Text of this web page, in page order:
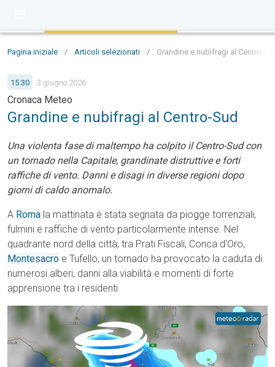
Pagina iniziale / Articoli selezionati / Grandine e nubifragi al Centro-
15:30 3 giugno 2026
Cronaca Meteo
Grandine e nubifragi al Centro-Sud
Una violenta fase di maltempo ha colpito il Centro-Sud con
un tornado nella Capitale, grandinate distruttive e forti
raffiche di vento. Danni e disagi in diverse regioni dopo
giorni di caldo anomalo.
A Roma la mattinata è stata segnata da piogge torrenziali,
fulmini e raffiche di vento particolarmente intense. Nel
quadrante nord della città, tra Prati Fiscali, Conca d'Oro,
Montesacro e Tufello, un tornado ha provocato la caduta di
numerosi alberi, danni alla viabilità e momenti di forte
apprensione tra i residenti.